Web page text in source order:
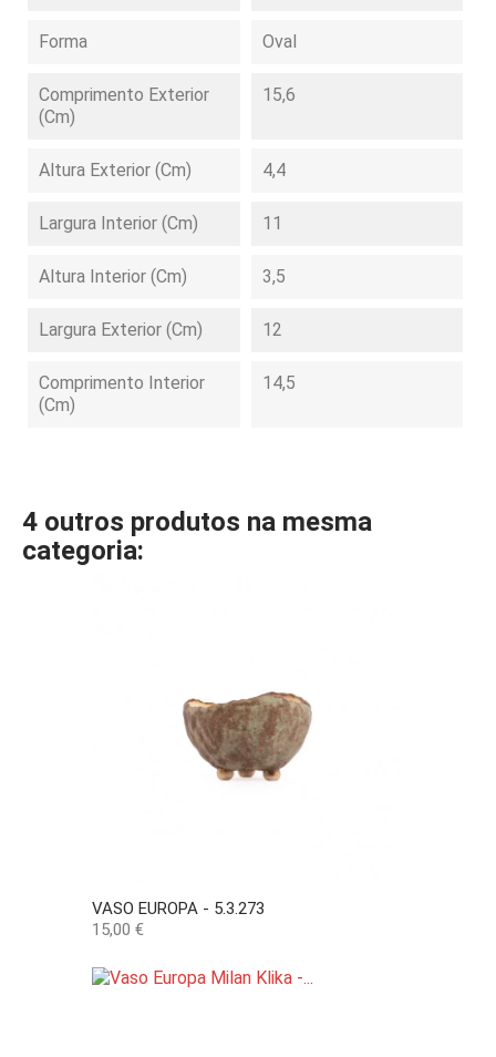
Forma Oval
Comprimento Exterior
(cm)
15,6
Altura Exterior (cm) 4,4
Largura Interior (cm) 11
Altura Interior (cm) 3,5
Largura Exterior (cm) 12
Comprimento Interior
(cm)
14,5
4 outros produtos na mesma
categoria:
VASO EUROPA - 5.3.273
Preço
15,00 €